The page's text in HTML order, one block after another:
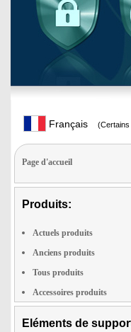
Français (Certains
Page d'accueil
Produits:
Actuels produits
Anciens produits
Tous produits
Accessoires produits
Eléments de